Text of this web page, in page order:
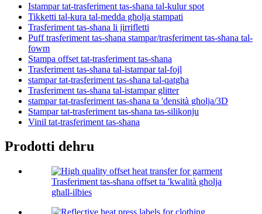
Istampar tat-trasferiment tas-sħana tal-kulur spot
Tikketti tal-kura tal-medda għolja stampati
Trasferiment tas-sħana li jirrifletti
Puff trasferiment tas-sħana stampar/trasferiment tas-sħana tal-
fowm
Stampa offset tat-trasferiment tas-sħana
Trasferiment tas-sħana tal-istampar tal-fojl
stampar tat-trasferiment tas-sħana tal-qatgħa
Trasferiment tas-sħana tal-istampar glitter
stampar tat-trasferiment tas-sħana ta 'densità għolja/3D
Stampar tat-trasferiment tas-sħana tas-silikonju
Vinil tat-trasferiment tas-sħana
Prodotti dehru
Trasferiment tas-sħana offset ta 'kwalità għolja
għall-ilbies